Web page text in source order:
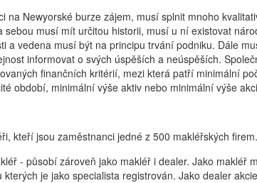
na Newyorské burze zájem, musí splnit mnoho
sebou musí mít určitou historii, musí u ní existovat
a vedena musí být na principu trvání podniku. Dále
informovat o svých úspěších a neúspěších.
finančních kritérií, mezi která patří minimální
období, minimální výše aktiv nebo minimální výše
kteří jsou zaměstnanci jedné z 500 makléřských firem.
- působí zároveň jako makléř i dealer. Jako makléř
je jako specialista registrován. Jako dealer